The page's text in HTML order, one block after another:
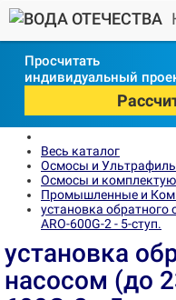
Просчитать
индивидуальный
Весь каталог
Осмосы и
Осмосы и
Промышленные и
установка обратного
ARO-600G-2 - 5-ступ.
установка
насосом (до